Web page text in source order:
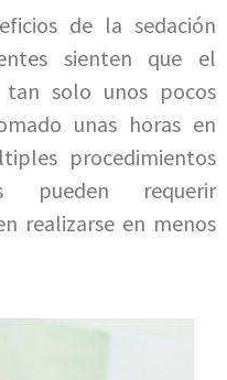
de la sedación
sienten que el
tan solo unos pocos
unas horas en
procedimientos
pueden requerir
realizarse en menos